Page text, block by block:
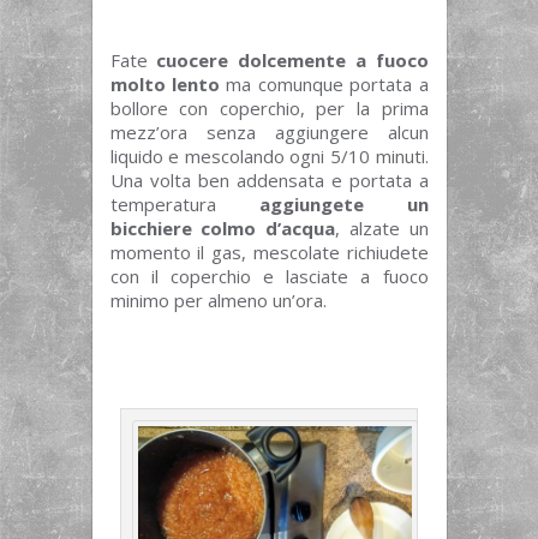
Fate cuocere dolcemente a fuoco
molto lento ma comunque portata a
bollore con coperchio, per la prima
mezz’ora senza aggiungere alcun
liquido e mescolando ogni 5/10 minuti.
Una volta ben addensata e portata a
temperatura aggiungete un
bicchiere colmo d’acqua, alzate un
momento il gas, mescolate richiudete
con il coperchio e lasciate a fuoco
minimo per almeno un’ora.